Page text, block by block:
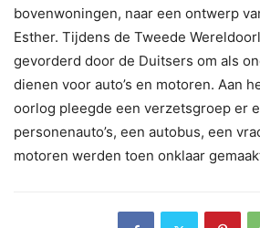
bovenwoningen, naar een ontwerp
Esther. Tijdens de Tweede
gevorderd door de Duitsers om als
dienen voor auto’s en motoren. Aan
oorlog pleegde een verzetsgroep er
personenauto’s, een autobus, een
motoren werden toen onklaar